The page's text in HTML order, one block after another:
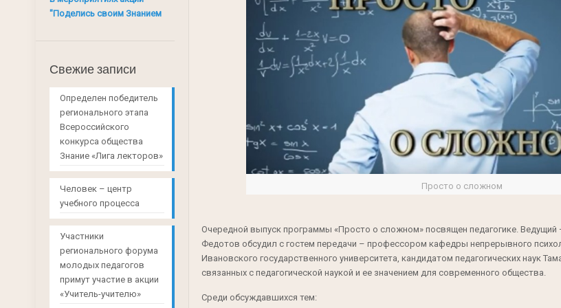
Просто о сложном
Очередной выпуск программы «Просто о сложном» посвящен педагогике. Ведущий
Федотов обсудил с гостем передачи – профессором кафедры непрерывного
Ивановского государственного университета, кандидатом педагогических наук
связанных с педагогической наукой и ее значением для современного общества.
Среди обсуждавшихся тем:
"Поделись своим Знанием
Свежие записи
Определен победитель
регионального этапа
Всероссийского
конкурса общества
Знание «Лига лекторов»
Человек – центр
учебного процесса
Участники
регионального форума
молодых педагогов
примут участие в акции
«Учитель-учителю»